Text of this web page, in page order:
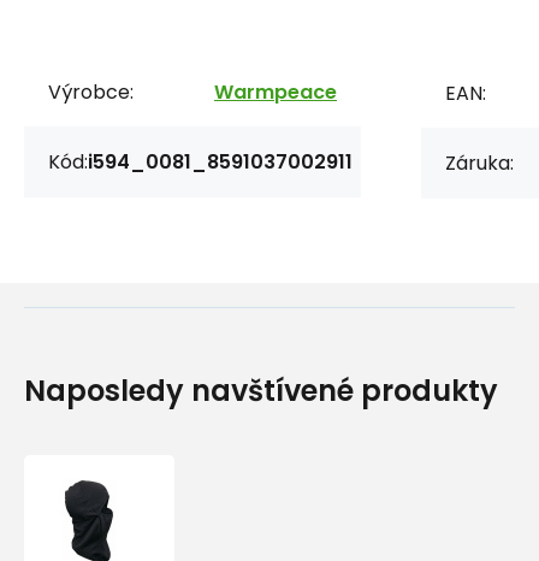
Výrobce: Warmpeace
Kód:i594_0081_8591037002911
EAN:
Záruka:
Naposledy navštívené produkty